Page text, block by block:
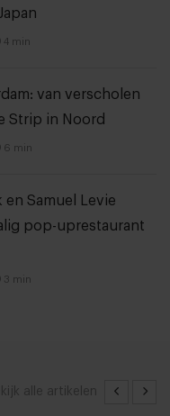
4 min
van verscholen
Strip in Noord
6 min
en Samuel Levie
pop-uprestaurant
3 min
alle artikelen